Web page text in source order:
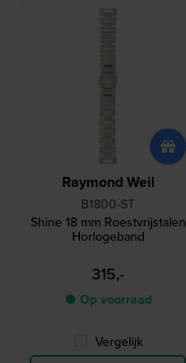
Raymond Weil
B1800-ST
Shine 18 mm Roestvrijstalen
Horlogeband
315,-
● Op voorraad
Vergelijk